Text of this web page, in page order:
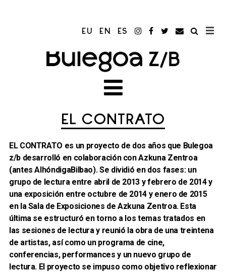
EU EN ES
EL CONTRATO
EL CONTRATO es un proyecto de dos años que Bulegoa
z/b desarrolló en colaboración con Azkuna Zentroa
(antes AlhóndigaBilbao). Se dividió en dos fases: un
grupo de lectura entre abril de 2013 y febrero de 2014 y
una exposición entre octubre de 2014 y enero de 2015
en la Sala de Exposiciones de Azkuna Zentroa. Esta
última se estructuró en torno a los temas tratados en
las sesiones de lectura y reunió la obra de una treintena
de artistas, así como un programa de cine,
conferencias, performances y un nuevo grupo de
lectura. El proyecto se impuso como objetivo reflexionar